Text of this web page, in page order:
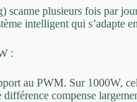
plusieurs fois par
intelligent qui s’adapte
:
au PWM. Sur 1000W,
compense